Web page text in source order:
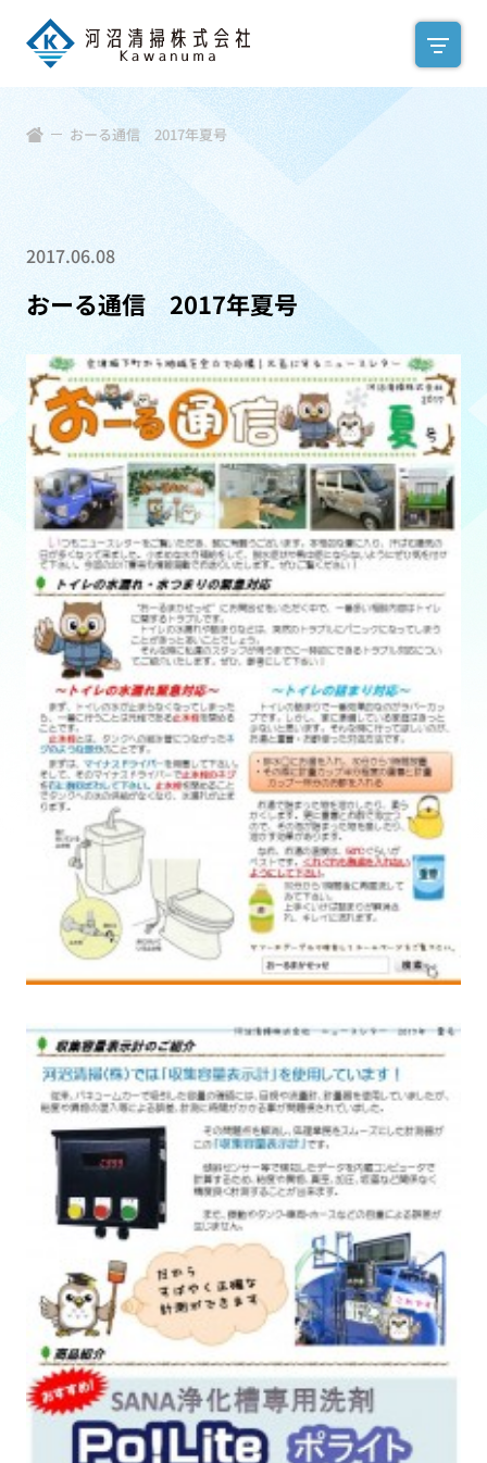
おーる通信 2017年夏号
2017.06.08
おーる通信 2017年夏号